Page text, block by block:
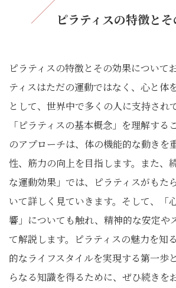
ピラティスの特徴と
ピラティスの特徴とその効果について
ティスはただの運動ではなく、心と体
として、世界中で多くの人に支持され
「ピラティスの基本概念」を理解する
のアプローチは、体の機能的な動きを
性、筋力の向上を目指します。また、
な運動効果」では、ピラティスがもた
いて詳しく見ていきます。そして、「
響」についても触れ、精神的な安定や
て解説します。ピラティスの魅力を知
的なライフスタイルを実現する第一歩
らなる知識を得るために、ぜひ続きを